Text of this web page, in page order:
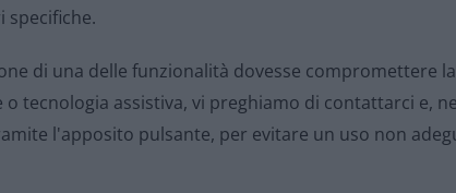
specifiche.
di una delle funzionalità dovesse compromettere
tecnologia assistiva, vi preghiamo di contattarci e,
l'apposito pulsante, per evitare un uso non